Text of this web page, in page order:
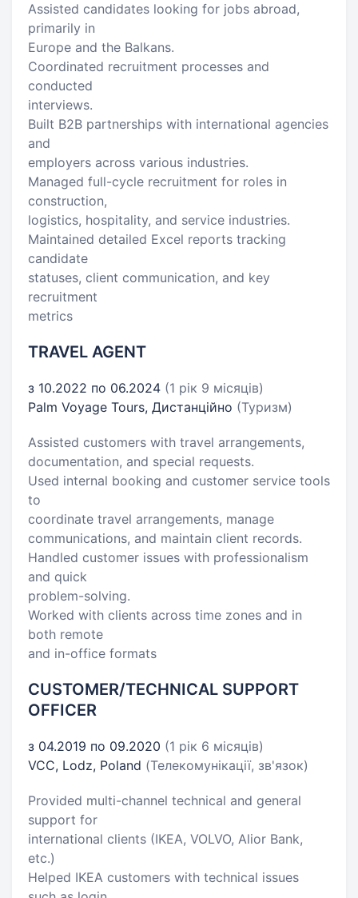
Assisted candidates looking for jobs abroad,
primarily in
Europe and the Balkans.
Coordinated recruitment processes and
conducted
interviews.
Built B2B partnerships with international agencies
and
employers across various industries.
Managed full-cycle recruitment for roles in
construction,
logistics, hospitality, and service industries.
Maintained detailed Excel reports tracking
candidate
statuses, client communication, and key
recruitment
metrics
TRAVEL AGENT
з 10.2022 по 06.2024 (1 рік 9 місяців)
Palm Voyage Tours, Дистанційно (Туризм)
Assisted customers with travel arrangements,
documentation, and special requests.
Used internal booking and customer service tools
to
coordinate travel arrangements, manage
communications, and maintain client records.
Handled customer issues with professionalism
and quick
problem-solving.
Worked with clients across time zones and in
both remote
and in-office formats
CUSTOMER/TECHNICAL SUPPORT
OFFICER
з 04.2019 по 09.2020 (1 рік 6 місяців)
VCC, Lodz, Poland (Телекомунікації, зв'язок)
Provided multi-channel technical and general
support for
international clients (IKEA, VOLVO, Alior Bank,
etc.)
Helped IKEA customers with technical issues